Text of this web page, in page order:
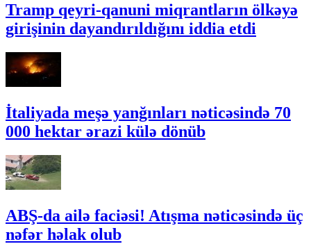
Tramp qeyri-qanuni miqrantların ölkəyə
girişinin dayandırıldığını iddia etdi
İtaliyada meşə yanğınları nəticəsində 70
000 hektar ərazi külə dönüb
ABŞ-da ailə faciəsi! Atışma nəticəsində üç
nəfər həlak olub